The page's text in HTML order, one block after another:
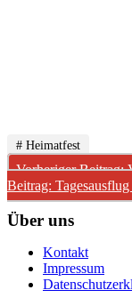
# Heimatfest
Vorheriger Beitrag:
Beitrag:
Über uns
Kontakt
Impressum